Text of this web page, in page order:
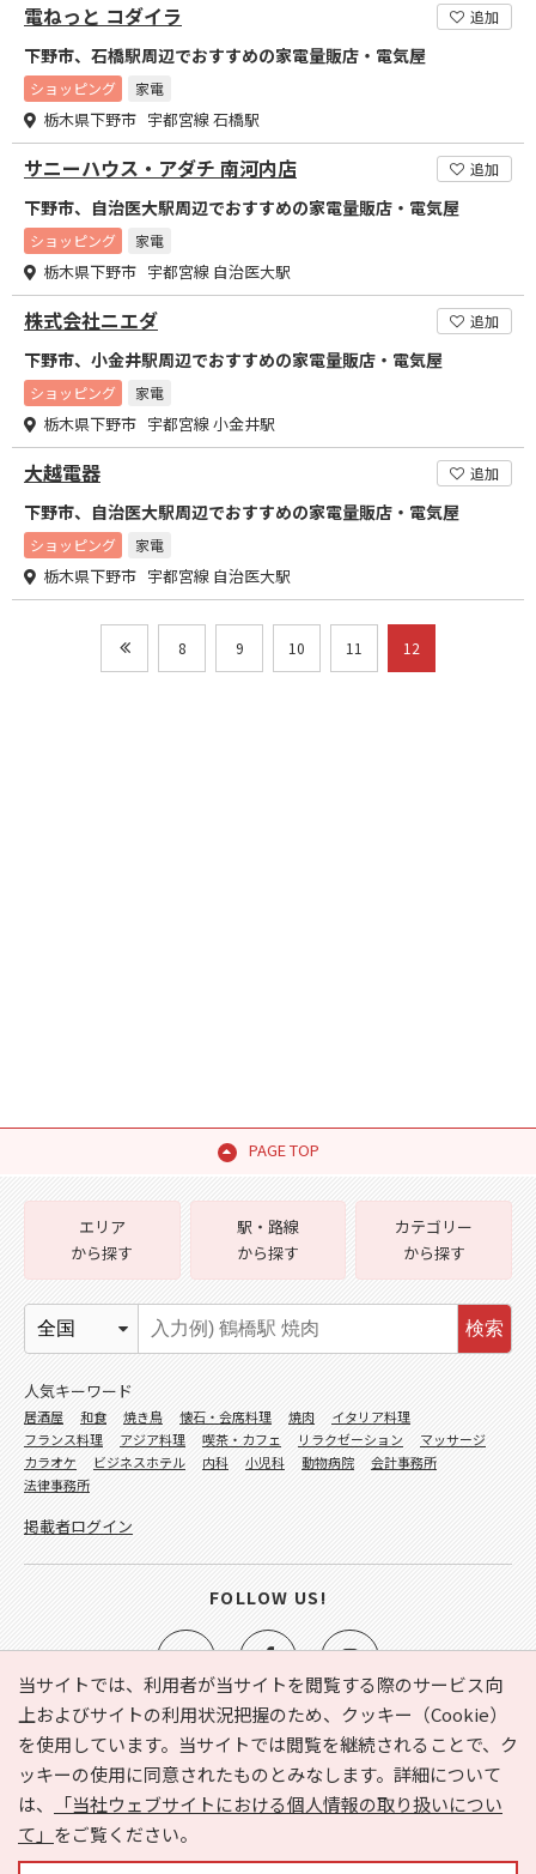
電ねっと コダイラ 追加
下野市、石橋駅周辺でおすすめの家電量販店・電気屋
ショッピング 家電
栃木県下野市 宇都宮線 石橋駅
サニーハウス・アダチ 南河内店 追加
下野市、自治医大駅周辺でおすすめの家電量販店・電気屋
ショッピング 家電
栃木県下野市 宇都宮線 自治医大駅
株式会社ニエダ 追加
下野市、小金井駅周辺でおすすめの家電量販店・電気屋
ショッピング 家電
栃木県下野市 宇都宮線 小金井駅
大越電器 追加
下野市、自治医大駅周辺でおすすめの家電量販店・電気屋
ショッピング 家電
栃木県下野市 宇都宮線 自治医大駅
8 9 10 11 12
PAGE TOP
当サイトでは、利用者が当サイトを閲覧する際のサービス向
上およびサイトの利用状況把握のため、クッキー（Cookie）
を使用しています。当サイトでは閲覧を継続されることで、ク
ッキーの使用に同意されたものとみなします。詳細について
は、
「当社ウェブサイトにおける個人情報の取り扱いについ
て」 をご覧ください。
e-NAVITA（イーナビタ）とは？ お気に入り
ヘルプ
利用規約
個人情報の取り扱いについて
運営会社
サイトマップ
広告掲載に関するお問い合わせ
エリア
から探す
駅・路線
から探す
カテゴリー
から探す
検索
人気キーワード
居酒屋 和食 焼き鳥 懐石・会席料理 焼肉
イタリア料理
フランス料理
アジア料理 喫茶・カフェ リラクゼーション
マッサージ
カラオケ
ビジネスホテル 内科 小児科 動物病院
会計事務所
法律事務所
掲載者ログイン
FOLLOW US!